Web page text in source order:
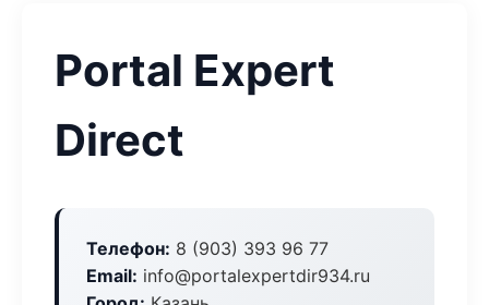
Portal Expert
Direct
Телефон: 8 (903) 393 96 77
Email: info@portalexpertdir934.ru